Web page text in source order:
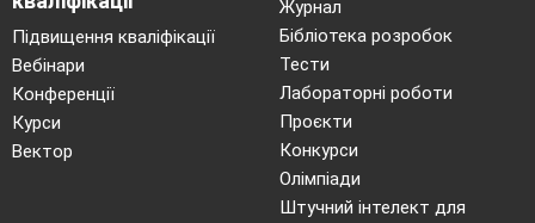
7-й
з’являється смак.
Плід стає
може вижити за
умов інтенсивної
39-40
Основні органи
плоду вже повністю
Підвищення кваліфікації
Вебінари
Конференції
Курси
Вектор
Журнал
Бібліотека розробок
Тести
Лабораторні роботи
Проєкти
Конкурси
Олімпіади
Штучний інтелект для